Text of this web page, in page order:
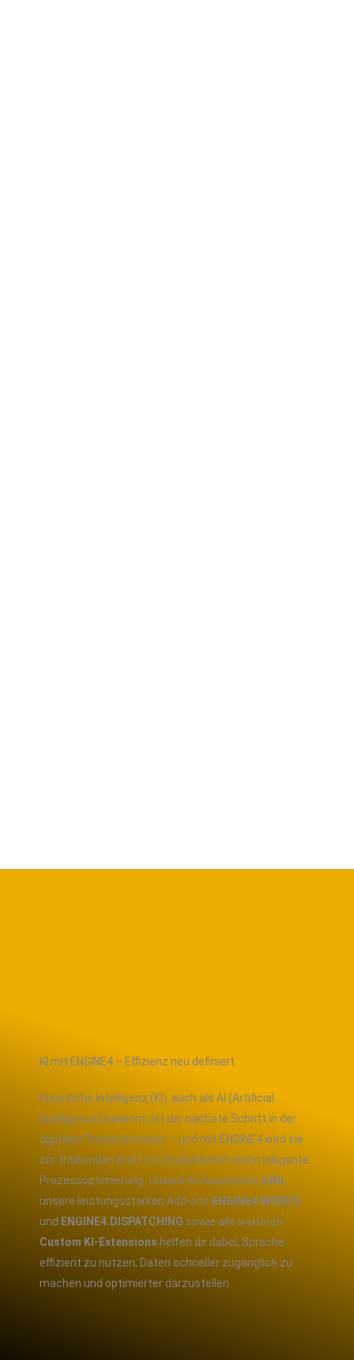
KI mit ENGINE4 – Effizienz neu definiert
Künstliche Intelligenz (KI), auch als AI (Artificial
Intelligence) bekannt, ist der nächste Schritt in der
digitalen Transformation – und mit ENGINE4 wird sie
zur treibenden Kraft für Produktivität und intelligente
Prozessoptimierung. Unsere KI-Assistentin GINi,
unsere leistungsstarken Add-ons ENGINE4.WORDS
und ENGINE4.DISPATCHING sowie alle weiteren
Custom KI-Extensions helfen dir dabei, Sprache
effizient zu nutzen, Daten schneller zugänglich zu
machen und optimierter darzustellen.